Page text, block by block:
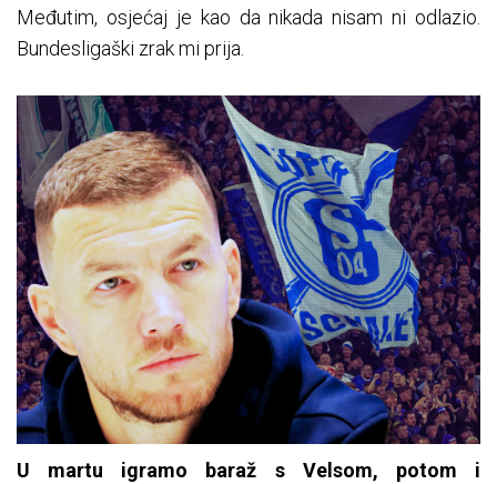
Međutim, osjećaj je kao da nikada nisam ni odlazio.
Bundesligaški zrak mi prija.
U martu igramo baraž s Velsom, potom i